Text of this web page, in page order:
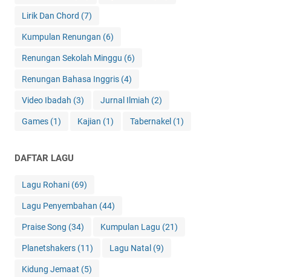
Lirik Dan Chord (7)
Kumpulan Renungan (6)
Renungan Sekolah Minggu (6)
Renungan Bahasa Inggris (4)
Video Ibadah (3) Jurnal Ilmiah (2)
Games (1) Kajian (1) Tabernakel (1)
DAFTAR LAGU
Lagu Rohani (69)
Lagu Penyembahan (44)
Praise Song (34) Kumpulan Lagu (21)
Planetshakers (11) Lagu Natal (9)
Kidung Jemaat (5)